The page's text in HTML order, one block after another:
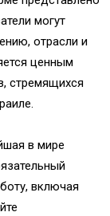
могут
отрасли и
ценным
стремящихся
в мире
включая